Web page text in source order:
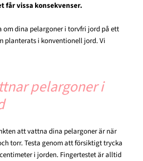
får vissa konsekvenser.
om dina pelargoner i torvfri jord på ett
planterats i konventionell jord. Vi
pelargoner i
att vattna dina pelargoner är när
torr. Testa genom att försiktigt trycka
i jorden. Fingertestet är alltid